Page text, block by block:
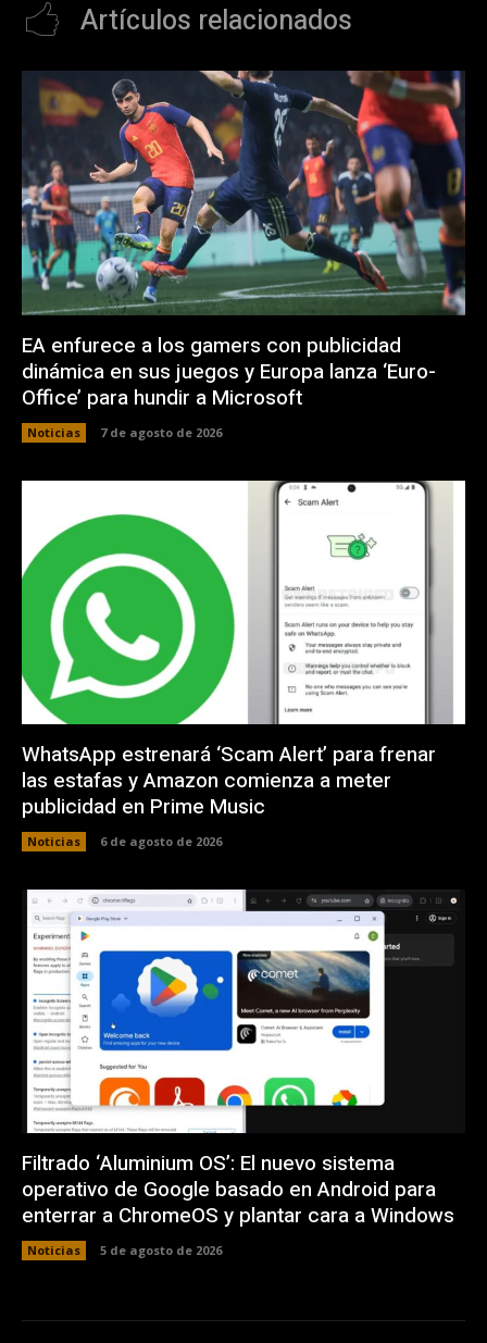
Artículos relacionados
EA enfurece a los gamers con publicidad
dinámica en sus juegos y Europa lanza ‘Euro-
Office’ para hundir a Microsoft
Noticias 7 de agosto de 2026
WhatsApp estrenará ‘Scam Alert’ para frenar
las estafas y Amazon comienza a meter
publicidad en Prime Music
Noticias 6 de agosto de 2026
Filtrado ‘Aluminium OS’: El nuevo sistema
operativo de Google basado en Android para
enterrar a ChromeOS y plantar cara a Windows
Noticias 5 de agosto de 2026